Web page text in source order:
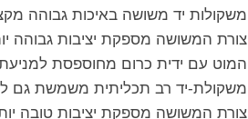
משקולות יד משושה באיכות גבוהה
צורת המשושה מספקת יציבות גבוהה
המוט עם ידית כרום מחוספסת
משקולת-יד רב תכליתית משמשת גם
צורת המשושה מספקת יציבות טובה